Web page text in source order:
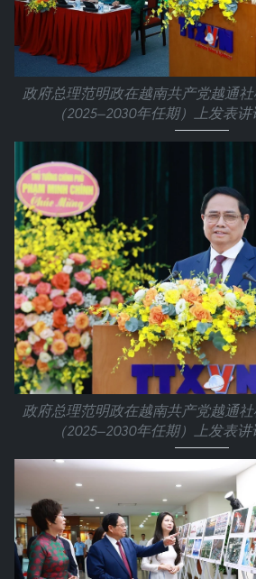
政府总理范明政在越南共产党越通
（2025—2030年任期）上发表
政府总理范明政在越南共产党越通
（2025—2030年任期）上发表